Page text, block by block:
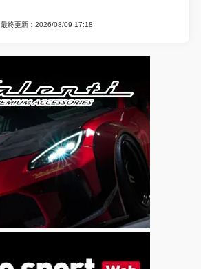
最終更新：2026/08/09 17:18